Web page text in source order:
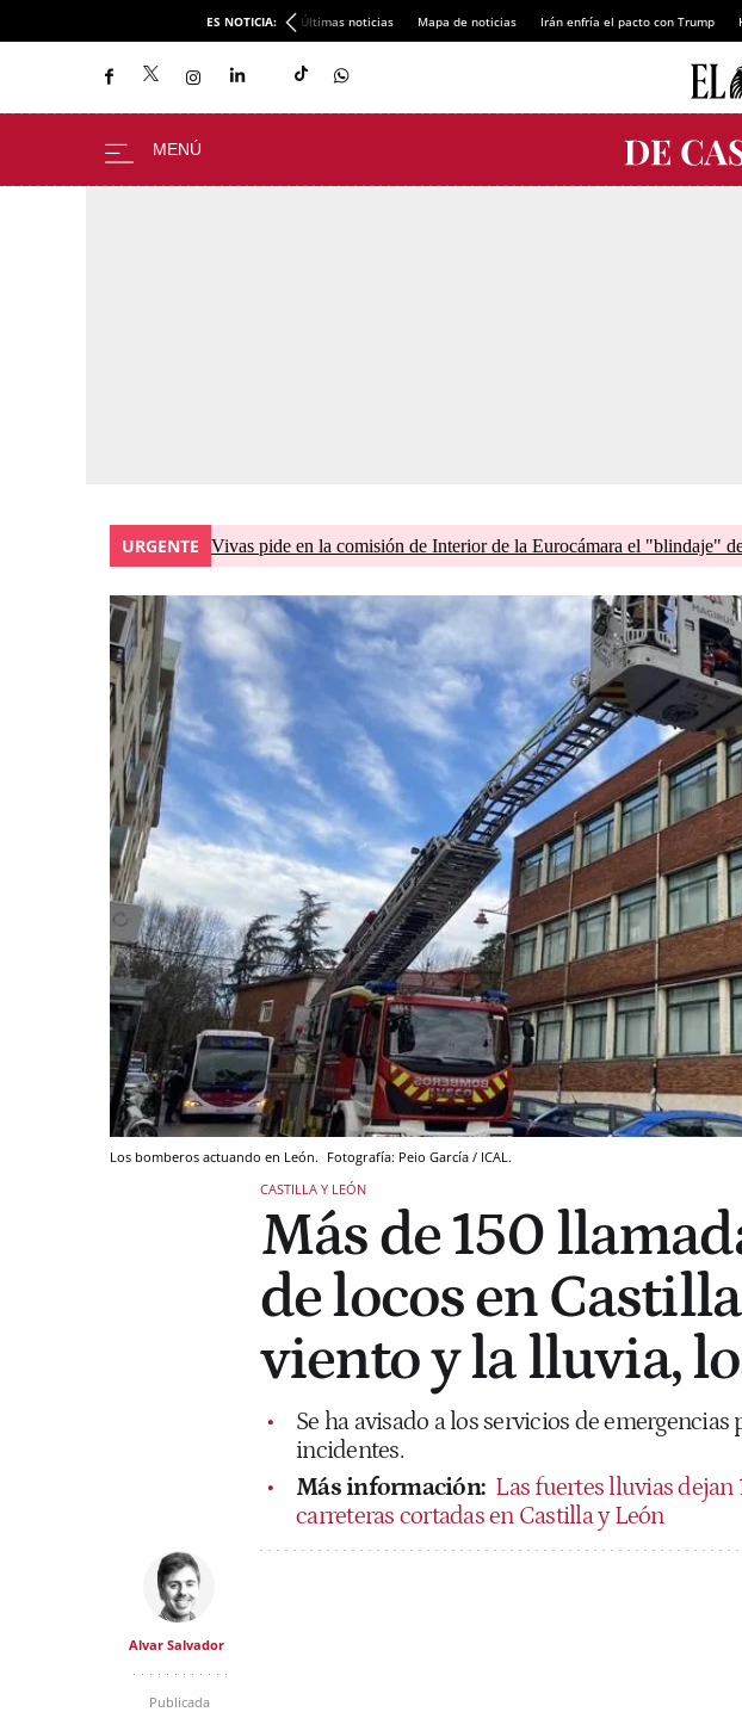
ES NOTICIA: Últimas noticias Mapa de noticias Irán enfría el pacto con Trump
URGENTE Vivas pide en la comisión de Interior de la Eurocámara el "blindaje"
Los bomberos actuando en León. Fotografía: Peio García / ICAL.
CASTILLA Y LEÓN
Más de 150
de locos en
viento y la lluvia,
Se ha avisado a los servicios de
incidentes.
Más información: Las fuertes lluvias dejan
carreteras cortadas en Castilla y León
Alvar Salvador
Publicada